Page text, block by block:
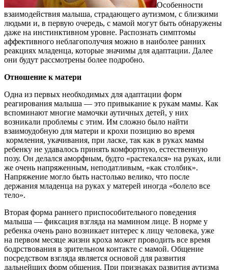
Особенности
взаимодействия малыша, страдающего аутизмом, с близкими
людьми и, в первую очередь, с мамой могут быть обнаружены
даже на инстинктивном уровне. Распознать симптомы
аффективного неблагополучия можно в наиболее ранних
реакциях младенца, которые значимы для адаптации. Далее
они будут рассмотрены более подробно.
Отношение к матери
Одна из первых необходимых для адаптации форм
реагирования малыша — это привыкание к рукам мамы. Как
вспоминают многие мамочки аутичных детей, у них
возникали проблемы с этим. Им сложно было найти
взаимоудобную для матери и крохи позицию во время
кормления, укачивания, при ласке, так как в руках мамы
ребенку не удавалось принять комфортную, естественную
позу. Он делался аморфным, будто «растекался» на руках, или
же очень напряженным, неподатливым, «как столбик».
Напряжение могло быть настолько велико, что после
держания младенца на руках у матерей иногда «болело все
тело».
Вторая форма раннего приспособительного поведения
малыша — фиксация взгляда на мамином лице. В норме у
ребенка очень рано возникает интерес к лицу человека, уже
на первом месяце жизни кроха может проводить все время
бодрствования в зрительном контакте с мамой. Общение
посредством взгляда является основой для развития
дальнейших форм общения. При признаках развития аутизма